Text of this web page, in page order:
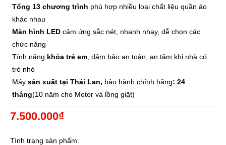
Tổng 13 chương trình phù hợp nhiều loại chất liệu quần áo
khác nhau
Màn hình LED cảm ứng sắc nét, nhanh nhạy, dễ chọn các
chức năng
Tính năng khóa trẻ em , đảm bảo an toàn, an tâm khi nhà có
trẻ nhỏ
Máy sản xuất tại Thái Lan, bảo hành chính hãng: 24
tháng(10 năm cho Motor và lồng giặt)
7.500.000₫
Tình trạng sản phẩm: